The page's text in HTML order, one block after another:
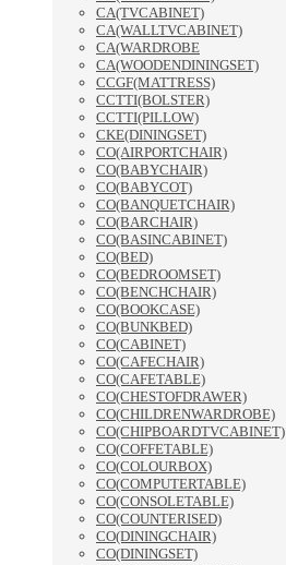
CA(TVCABINET)
CA(WALLTVCABINET)
CA(WARDROBE
CA(WOODENDININGSET)
CCGF(MATTRESS)
CCTTI(BOLSTER)
CCTTI(PILLOW)
CKE(DININGSET)
CO(AIRPORTCHAIR)
CO(BABYCHAIR)
CO(BABYCOT)
CO(BANQUETCHAIR)
CO(BARCHAIR)
CO(BASINCABINET)
CO(BED)
CO(BEDROOMSET)
CO(BENCHCHAIR)
CO(BOOKCASE)
CO(BUNKBED)
CO(CABINET)
CO(CAFECHAIR)
CO(CAFETABLE)
CO(CHESTOFDRAWER)
CO(CHILDRENWARDROBE)
CO(CHIPBOARDTVCABINET)
CO(COFFETABLE)
CO(COLOURBOX)
CO(COMPUTERTABLE)
CO(CONSOLETABLE)
CO(COUNTERISED)
CO(DININGCHAIR)
CO(DININGSET)